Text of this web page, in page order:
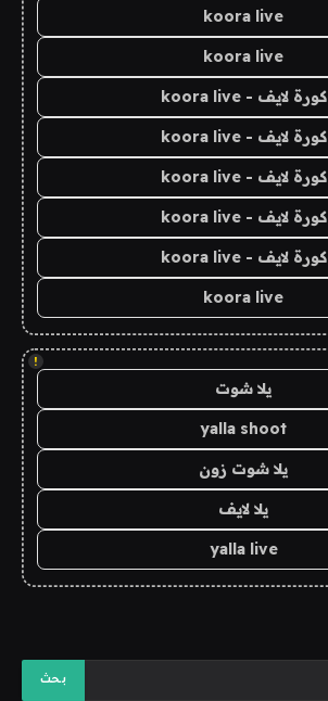
koora live
koora live
كورة لايف - koora live
كورة لايف - koora live
كورة لايف - koora live
كورة لايف - koora live
كورة لايف - koora live
koora live
!
يلا شوت
yalla shoot
يلا شوت زون
يلا لايف
yalla live